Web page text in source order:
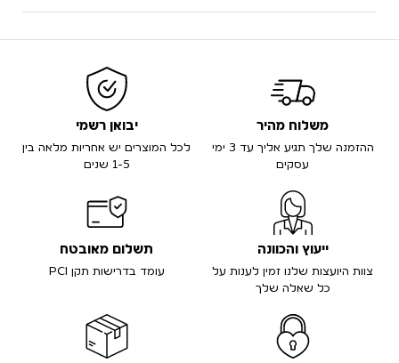
משלוח מהיר
ההזמנה שלך תגיע אליך עד 3 ימי
עסקים
יבואן רשמי
לכל המוצרים יש אחריות מלאה בין
1-5 שנים
ייעוץ והכוונה
צוות היועצות שלנו זמין לענות על
כל שאלה שלך
תשלום מאובטח
עומד בדרישות תקן PCI